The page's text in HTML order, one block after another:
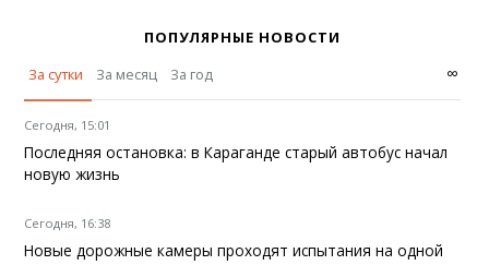
ПОПУЛЯРНЫЕ НОВОСТИ
За сутки
За месяц За год ∞
Сегодня, 15:01
Последняя остановка: в Караганде старый автобус начал
новую жизнь
Сегодня, 16:38
Новые дорожные камеры проходят испытания на одной